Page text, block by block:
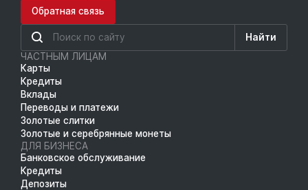
Обратная связь
Найти
ЧАСТНЫМ ЛИЦАМ
Карты
Кредиты
Вклады
Переводы и платежи
Золотые слитки
Золотые и серебрянные монеты
ДЛЯ БИЗНЕСА
Банковское обслуживание
Кредиты
Депозиты